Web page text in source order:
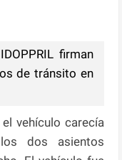
firman
de tránsito en
vehículo carecía
dos asientos